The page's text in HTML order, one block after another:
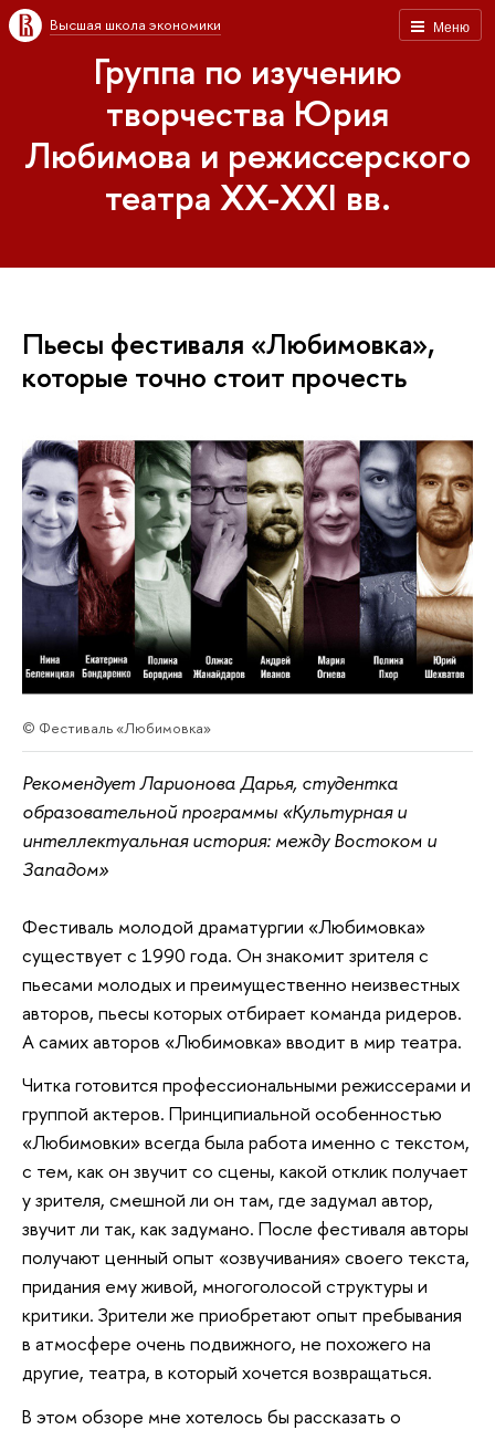
Меню
Высшая школа экономики
Группа по изучению
творчества Юрия
Любимова и режиссерского
театра XX-XXI вв.
Пьесы фестиваля «Любимовка»,
которые точно стоит прочесть
© Фестиваль «Любимовка»
Рекомендует Ларионова Дарья, студентка
образовательной программы «Культурная и
интеллектуальная история: между Востоком и
Западом»
Фестиваль молодой драматургии «Любимовка»
существует с 1990 года. Он знакомит зрителя с
пьесами молодых и преимущественно неизвестных
авторов, пьесы которых отбирает команда ридеров.
А самих авторов «Любимовка» вводит в мир театра.
Читка готовится профессиональными режиссерами и
группой актеров. Принципиальной особенностью
«Любимовки» всегда была работа именно с текстом,
с тем, как он звучит со сцены, какой отклик получает
у зрителя, смешной ли он там, где задумал автор,
звучит ли так, как задумано. После фестиваля авторы
получают ценный опыт «озвучивания» своего текста,
придания ему живой, многоголосой структуры и
критики. Зрители же приобретают опыт пребывания
в атмосфере очень подвижного, не похожего на
другие, театра, в который хочется возвращаться.
В этом обзоре мне хотелось бы рассказать о